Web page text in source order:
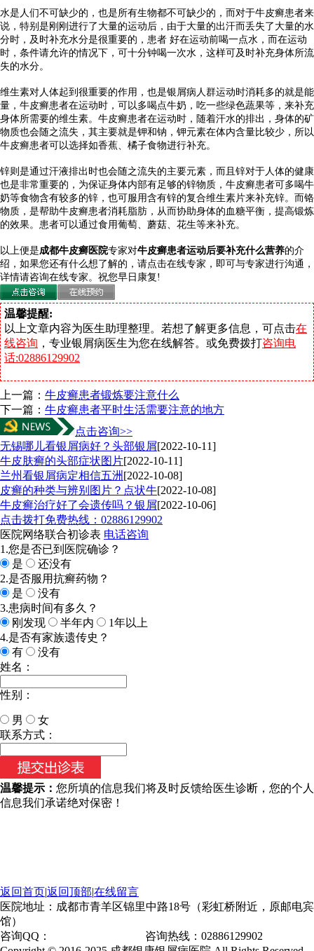
水是人们不可缺少的，也是所有生物都不可缺少的，而对于牛皮癣患者来
说，特别是刚刚进行了大量的运动后，由于大量的出汗而丢失了大量的水
分时，及时补充水分是很重要的，患者 好在运动前喝一点水，而在运动
时，条件请允许的情况下，可十分钟喝一次水，这样可及时补充身体所流
失的水分。
维生素对人体起到很重要的作用，也是银屑病人群运动时消耗多的就是能
量，牛皮癣患者在运动时，可以多喝点牛奶，吃一些绿色蔬果等，来补充
身体所需要的维生素。牛皮癣患者在运动时，随着汗水的排出，身体的矿
物质也会随之流失，其主要就是钾和钠，钾元素在体内含量比较少，所以
牛皮癣患者可以选择如香蕉、橘子食物进行补充。
锌则是通过汗液排出时也会随之流失的主要元素，而且锌对于人体的健康
也是非常重要的，为保证身体内部有足够的锌物质，牛皮癣患者可多喝牛
奶等食物含有较多的锌，也可服用含有锌的复合维生素片来补充锌。而铬
物质，是帮助牛皮癣患者消耗脂肪，从而协助身体的血糖平衡，提高锻炼
的效果。患者可以通过食用葡萄、蘑菇、花生等来补充。
以上便是成都牛皮癣医院专家对牛皮癣患者运动后要补充什么营养的介
绍，如果您还有什么想了解的，请点击在线专家，即可与专家进行沟通，
详情请咨询在线专家。祝您早日康复!
温馨提醒:
以上文章内容为医生助理整理。若想了解更多信息，可点击在
线咨询 ，专业银屑病医生为您在线解答。或免费拨打咨询电
话:02886129902
上一篇： 牛皮癣患者锻炼要注意什么
下一篇： 牛皮癣患者平时生活需要注意的地方
点击咨询>>
无锡哪儿看银屑病好？头部银屑[2022-10-11]
牛皮肤癣的头部症状图片[2022-10-11]
兰州看银屑病定相信五洲 [2022-10-08]
皮癣的种类与辨别图片？点状牛[2022-10-08]
牛皮癣治疗好了会遗传吗？银屑[2022-10-06]
点击拨打免费热线：02886129902
医院网络联合初诊表 电话咨询
1.您是否已到医院确诊？
是
还没有
2.是否服用抗癣药物？
是
没有
3.患病时间有多久？
刚发现
半年内
1年以上
4.是否有家族遗传史？
有
没有
姓名：
性别：
男
女
今天日期：
联系方式：
温馨提示： 您所填的信息我们将及时反馈给医生诊断，您的个人
信息我们承诺绝对保密！
返回首页|返回顶部|在线留言
医院地址：成都市青羊区锦里中路18号（彩虹桥附近，原邮电宾
馆）
咨询QQ：
咨询热线：02886129902